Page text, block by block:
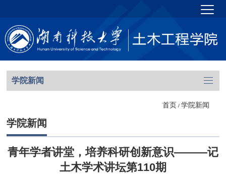
学院新闻
首页 / 学院新闻
学院新闻
青年学者讲堂，培养科研创新意识———记
土木学术讲坛第110期